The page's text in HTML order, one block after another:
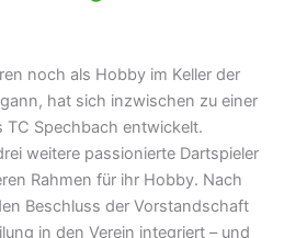
noch als Hobby im Keller der
hat sich inzwischen zu einer
TC Spechbach entwickelt.
weitere passionierte Dartspieler
Rahmen für ihr Hobby. Nach
Beschluss der Vorstandschaft
in den Verein integriert – und